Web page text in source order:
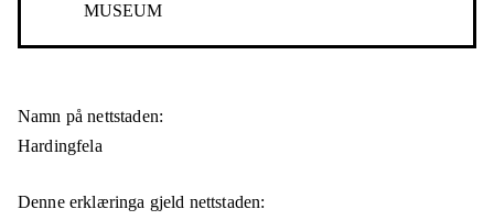
MUSEUM
Namn på nettstaden:
Hardingfela
Denne erklæringa gjeld nettstaden: